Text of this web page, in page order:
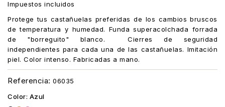
Impuestos incluidos
Protege tus castañuelas preferidas de los cambios bruscos
de temperatura y humedad. Funda superacolchada forrada
de "borreguito" blanco. Cierres de seguridad
independientes para cada una de las castañuelas. Imitación
piel. Color intenso. Fabricadas a mano.
Referencia: 06035
Color: Azul